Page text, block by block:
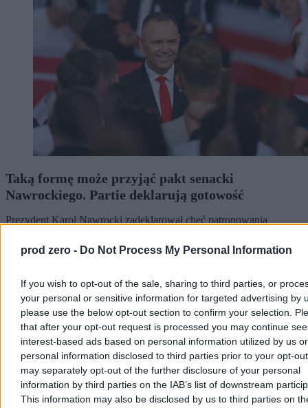
prod zero - Do Not Process My Personal Information
If you wish to opt-out of the sale, sharing to third parties, or
your personal or sensitive information for targeted advertising by
please use the below opt-out section to confirm your selection.
that after your opt-out request is processed you may continue
interest-based ads based on personal information utilized by us or
personal information disclosed to third parties prior to your opt-
may separately opt-out of the further disclosure of your personal
information by third parties on the IAB’s list of downstream
This information may also be disclosed by us to third parties on
Taką formę może przyjąć pakt senacki
Nawrockiego. Partie deklarują gotowość
Prezydent Karol Nawrocki zadeklarował chęć patronowania
Sprawiedliwości, obu Konfederacji oraz Rozwoju Plus deklarują w
rozmowach z Zero.pl gotowość do negocjacji, istnieje kilka
ordynacji wyborczej – mówi Zero.pl prof. Rafał Chwedoruk.
Kasjan Owsianko
Dzisiaj 14:59
7 min
Kraj